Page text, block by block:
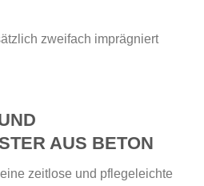
zweifach imprägniert
AUS BETON
zeitlose und pflegeleichte